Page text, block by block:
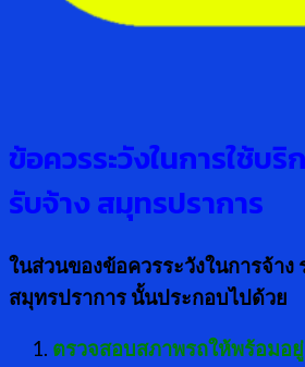
ข้อควรระวังในการใช้บริ
รับจ้าง สมุทรปราการ
ในส่วนของข้อควรระวังในการจ้าง
สมุทรปราการ นั้นประกอบไปด้วย
ตรวจสอบสภาพรถให้พร้อมอยู่